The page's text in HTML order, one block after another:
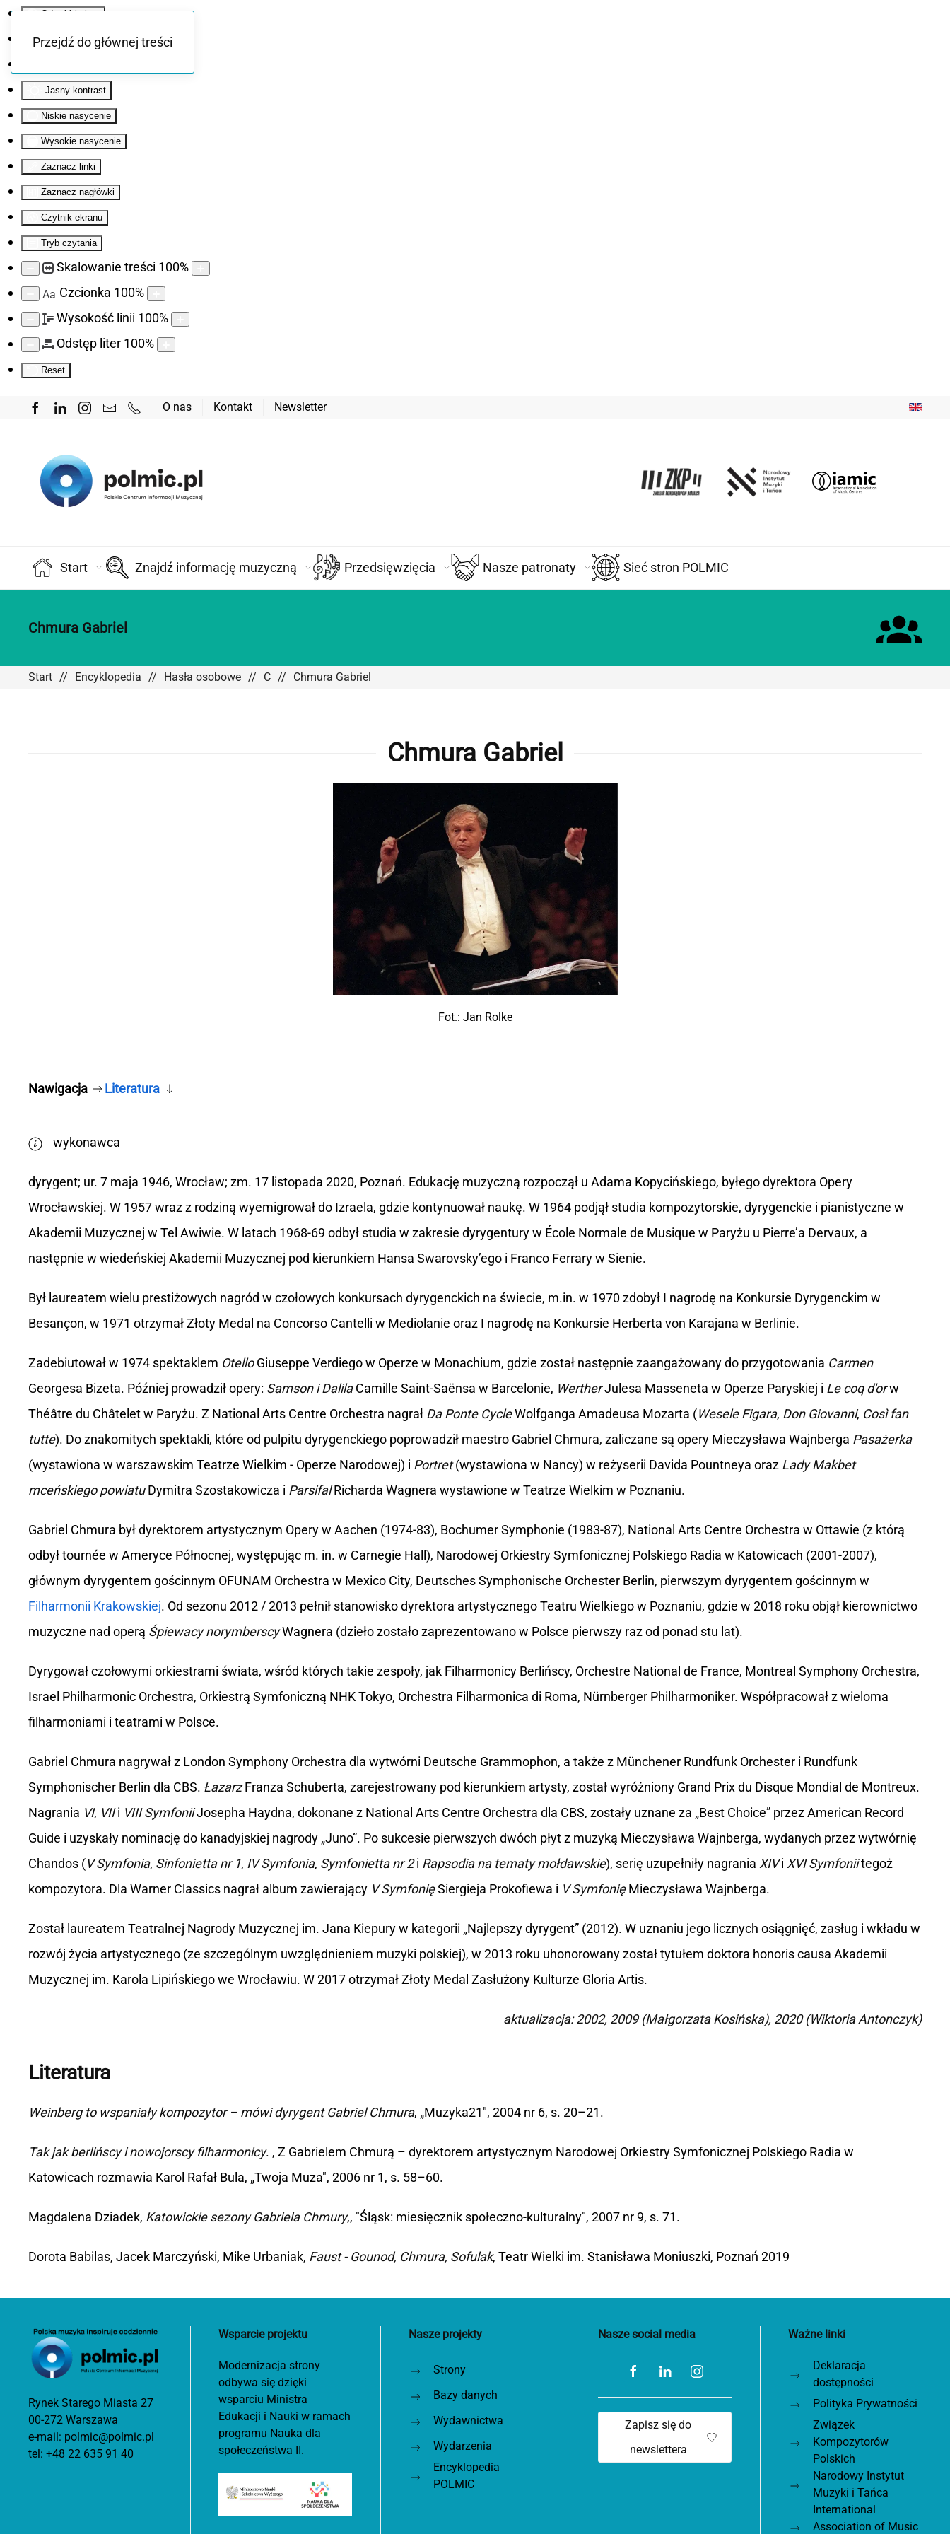
Odwróć kolory
Monochromatyczny
Jasny kontrast
Niskie nasycenie
Wysokie nasycenie
Zaznacz linki
Zaznacz nagłówki
Czytnik ekranu
Tryb czytania
Skalowanie treści 100%
Aa Czcionka 100%
Wysokość linii 100%
Odstęp liter 100%
Reset
Przejdź do głównej treści
O nas Kontakt Newsletter
Start Znajdź informację muzyczną Przedsięwzięcia Nasze patronaty Sieć stron POLMIC
Chmura Gabriel
Start Encyklopedia Hasła osobowe C Chmura Gabriel
Chmura Gabriel
Fot.: Jan Rolke
Nawigacja Literatura
wykonawca
dyrygent; ur. 7 maja 1946, Wrocław; zm. 17 listopada 2020, Poznań. Edukację muzyczną rozpoczął u Adama Kopycińskiego, byłego dyrektora Opery
Wrocławskiej. W 1957 wraz z rodziną wyemigrował do Izraela, gdzie kontynuował naukę. W 1964 podjął studia kompozytorskie, dyrygenckie i pianistyczne w
Akademii Muzycznej w Tel Awiwie. W latach 1968-69 odbył studia w zakresie dyrygentury w École Normale de Musique w Paryżu u Pierre’a Dervaux, a
następnie w wiedeńskiej Akademii Muzycznej pod kierunkiem Hansa Swarovsky’ego i Franco Ferrary w Sienie.
Był laureatem wielu prestiżowych nagród w czołowych konkursach dyrygenckich na świecie, m.in. w 1970 zdobył I nagrodę na Konkursie Dyrygenckim w
Besançon, w 1971 otrzymał Złoty Medal na Concorso Cantelli w Mediolanie oraz I nagrodę na Konkursie Herberta von Karajana w Berlinie.
Zadebiutował w 1974 spektaklem OtelloGiuseppe Verdiego w Operze w Monachium, gdzie został następnie zaangażowany do przygotowania Carmen
Georgesa Bizeta. Później prowadził opery: Samson i DalilaCamille Saint-Saënsa w Barcelonie, WertherJulesa Masseneta w Operze Paryskiej i Le coq d'orw
Théâtre du Châtelet w Paryżu. Z National Arts Centre Orchestra nagrał Da Ponte CycleWolfganga Amadeusa Mozarta (Wesele Figara, Don Giovanni, Così fan
tutte). Do znakomitych spektakli, które od pulpitu dyrygenckiego poprowadził maestro Gabriel Chmura, zaliczane są opery Mieczysława Wajnberga Pasażerka
(wystawiona w warszawskim Teatrze Wielkim - Operze Narodowej) i Portret(wystawiona w Nancy) w reżyserii Davida Pountneya oraz Lady Makbet
mceńskiego powiatuDymitra Szostakowicza i ParsifalRicharda Wagnera wystawione w Teatrze Wielkim w Poznaniu.
Gabriel Chmura był dyrektorem artystycznym Opery w Aachen (1974-83), Bochumer Symphonie (1983-87), National Arts Centre Orchestra w Ottawie (z którą
odbył tournée w Ameryce Północnej, występując m. in. w Carnegie Hall), Narodowej Orkiestry Symfonicznej Polskiego Radia w Katowicach (2001-2007),
głównym dyrygentem gościnnym OFUNAM Orchestra w Mexico City, Deutsches Symphonische Orchester Berlin, pierwszym dyrygentem gościnnym w
Filharmonii Krakowskiej. Od sezonu 2012 / 2013 pełnił stanowisko dyrektora artystycznego Teatru Wielkiego w Poznaniu, gdzie w 2018 roku objął kierownictwo
muzyczne nad operą Śpiewacy norymberscyWagnera (dzieło zostało zaprezentowano w Polsce pierwszy raz od ponad stu lat).
Dyrygował czołowymi orkiestrami świata, wśród których takie zespoły, jak Filharmonicy Berlińscy, Orchestre National de France, Montreal Symphony Orchestra,
Israel Philharmonic Orchestra, Orkiestrą Symfoniczną NHK Tokyo, Orchestra Filharmonica di Roma, Nürnberger Philharmoniker. Współpracował z wieloma
filharmoniami i teatrami w Polsce.
Gabriel Chmura nagrywał z London Symphony Orchestra dla wytwórni Deutsche Grammophon, a także z Münchener Rundfunk Orchester i Rundfunk
Symphonischer Berlin dla CBS. ŁazarzFranza Schuberta, zarejestrowany pod kierunkiem artysty, został wyróżniony Grand Prix du Disque Mondial de Montreux.
Nagrania VI, VIIi VIII SymfoniiJosepha Haydna, dokonane z National Arts Centre Orchestra dla CBS, zostały uznane za „Best Choice” przez American Record
Guide i uzyskały nominację do kanadyjskiej nagrody „Juno”. Po sukcesie pierwszych dwóch płyt z muzyką Mieczysława Wajnberga, wydanych przez wytwórnię
Chandos (V Symfonia, Sinfonietta nr 1, IV Symfonia, Symfonietta nr 2i Rapsodia na tematy mołdawskie), serię uzupełniły nagrania XIVi XVI Symfoniitegoż
kompozytora. Dla Warner Classics nagrał album zawierający V SymfonięSiergieja Prokofiewa i V SymfonięMieczysława Wajnberga.
Został laureatem Teatralnej Nagrody Muzycznej im. Jana Kiepury w kategorii „Najlepszy dyrygent” (2012). W uznaniu jego licznych osiągnięć, zasług i wkładu w
rozwój życia artystycznego (ze szczególnym uwzględnieniem muzyki polskiej), w 2013 roku uhonorowany został tytułem doktora honoris causa Akademii
Muzycznej im. Karola Lipińskiego we Wrocławiu. W 2017 otrzymał Złoty Medal Zasłużony Kulturze Gloria Artis.
aktualizacja: 2002, 2009 (Małgorzata Kosińska), 2020 (Wiktoria Antonczyk)
Literatura
Weinberg to wspaniały kompozytor – mówi dyrygent Gabriel Chmura, „Muzyka21", 2004 nr 6, s. 20–21.
Tak jak berlińscy i nowojorscy filharmonicy. , Z Gabrielem Chmurą – dyrektorem artystycznym Narodowej Orkiestry Symfonicznej Polskiego Radia w
Katowicach rozmawia Karol Rafał Bula, „Twoja Muza", 2006 nr 1, s. 58–60.
Magdalena Dziadek, Katowickie sezony Gabriela Chmury,, "Śląsk: miesięcznik społeczno-kulturalny", 2007 nr 9, s. 71.
Dorota Babilas, Jacek Marczyński, Mike Urbaniak, Faust - Gounod, Chmura, Sofulak, Teatr Wielki im. Stanisława Moniuszki, Poznań 2019
Rynek Starego Miasta 27
00-272 Warszawa
e-mail: polmic@polmic.pl
tel: +48 22 635 91 40
Wsparcie projektu
Modernizacja strony
odbywa się dzięki
wsparciu Ministra
Edukacji i Nauki w ramach
programu Nauka dla
społeczeństwa II.
Nasze projekty
Strony
Bazy danych
Wydawnictwa
Wydarzenia
Encyklopedia
POLMIC
Nasze social media
Zapisz się do
newslettera
Ważne linki
Deklaracja
dostępności
Polityka Prywatności
Związek
Kompozytorów
Polskich
Narodowy Instytut
Muzyki i Tańca
International
Association of Music